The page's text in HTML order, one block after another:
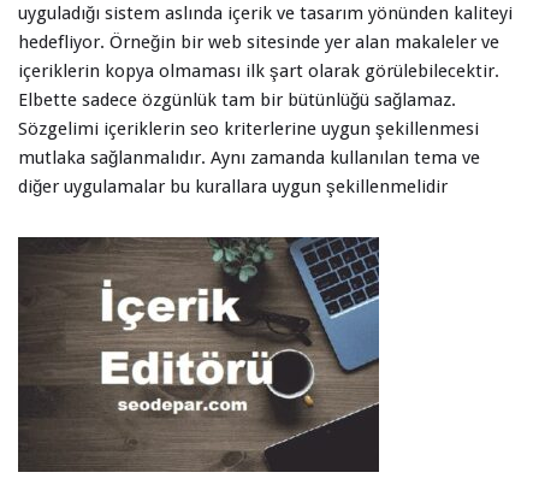
uyguladığı sistem aslında içerik ve tasarım yönünden kaliteyi
hedefliyor. Örneğin bir web sitesinde yer alan makaleler ve
içeriklerin kopya olmaması ilk şart olarak görülebilecektir.
Elbette sadece özgünlük tam bir bütünlüğü sağlamaz.
Sözgelimi içeriklerin seo kriterlerine uygun şekillenmesi
mutlaka sağlanmalıdır. Aynı zamanda kullanılan tema ve
diğer uygulamalar bu kurallara uygun şekillenmelidir